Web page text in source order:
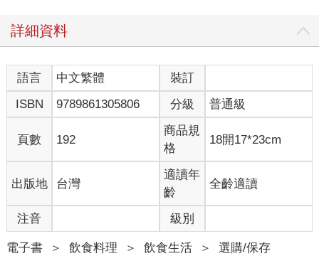
詳細資料
語言 中文繁體
裝訂
ISBN
9789861305806 分級 普通級
頁數 192
商品規
格
18開17*23cm
出版地 台灣
適讀年
齡
全齡適讀
注音 級別
電子書 ＞ 飲食料理 ＞ 飲食生活 ＞ 選購/保存